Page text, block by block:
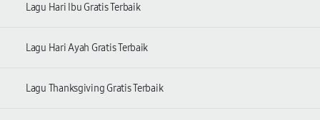
Lagu Hari Ibu Gratis Terbaik
Lagu Hari Ayah Gratis Terbaik
Lagu Thanksgiving Gratis Terbaik